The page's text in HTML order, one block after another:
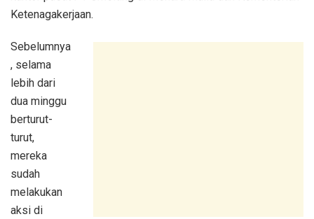
Ketenagakerjaan.
Sebelumnya
, selama
lebih dari
dua minggu
berturut-
turut,
mereka
sudah
melakukan
aksi di